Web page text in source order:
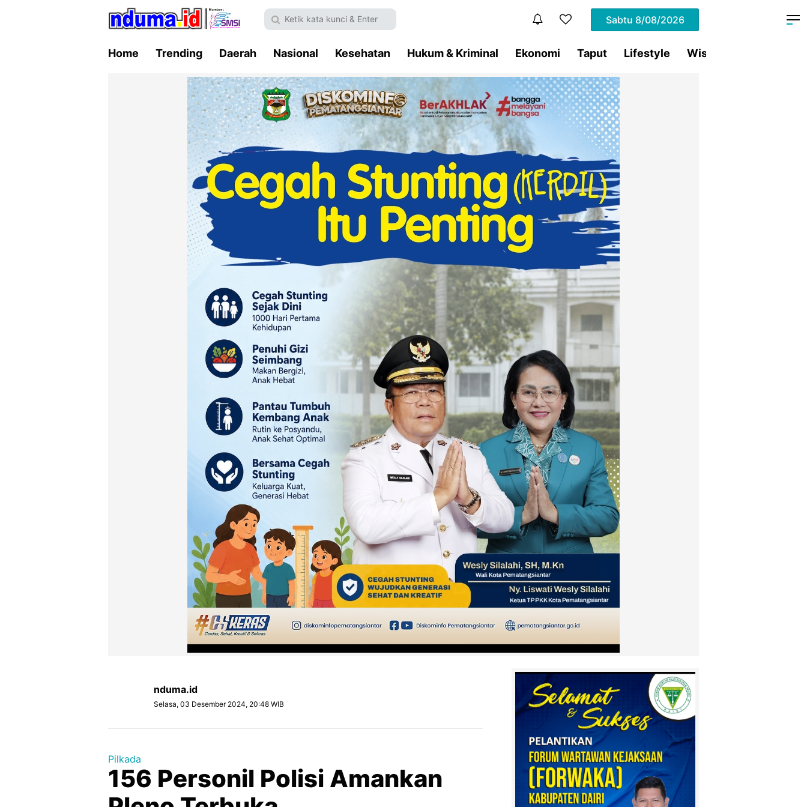
Sabtu 8/08/2026
Home Trending Daerah Nasional Kesehatan Hukum & Kriminal Ekonomi Taput Lifestyle Wisata
nduma.id
Selasa, 03 Desember 2024, 20:48 WIB
Pilkada
156 Personil Polisi Amankan